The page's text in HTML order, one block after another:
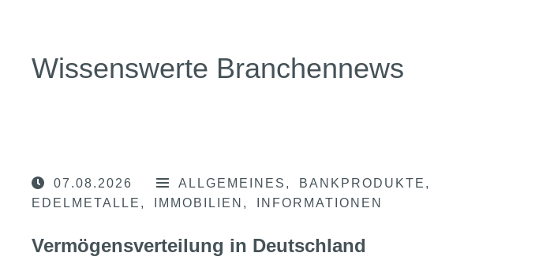
Wissenswerte Branchennews
07.08.2026 ALLGEMEINES
BANKPRODUKTE
EDELMETALLE
IMMOBILIEN INFORMATIONEN
Vermögensverteilung in Deutschland